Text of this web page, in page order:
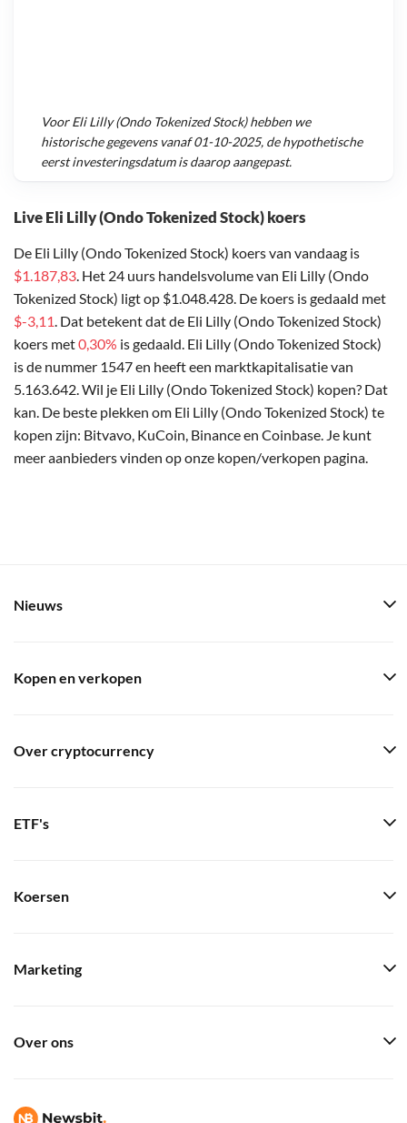
Live Eli Lilly (Ondo Tokenized Stock) koers
De Eli Lilly (Ondo Tokenized Stock) koers van vandaag is
$1.187,83. Het 24 uurs handelsvolume van Eli Lilly (Ondo
Tokenized Stock) ligt op $1.048.428. De koers is gedaald met
$-3,11. Dat betekent dat de Eli Lilly (Ondo Tokenized Stock)
koers met0,30% is gedaald. Eli Lilly (Ondo Tokenized Stock)
is de nummer 1547 en heeft een marktkapitalisatie van
5.163.642. Wil je Eli Lilly (Ondo Tokenized Stock) kopen? Dat
kan. De beste plekken om Eli Lilly (Ondo Tokenized Stock) te
kopen zijn: Bitvavo, KuCoin, Binance en Coinbase. Je kunt
meer aanbieders vinden op onze kopen/verkopen pagina.
VoorEli Lilly (Ondo Tokenized Stock)hebben we
historische gegevens vanaf01-10-2025, de hypothetische
eerst investeringsdatum is daarop aangepast.
Nieuws
Kopen en verkopen
Over cryptocurrency
ETF's
Koersen
Marketing
Over ons